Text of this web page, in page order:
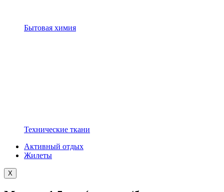
Бытовая химия
Технические ткани
Активный отдых
Жилеты
X